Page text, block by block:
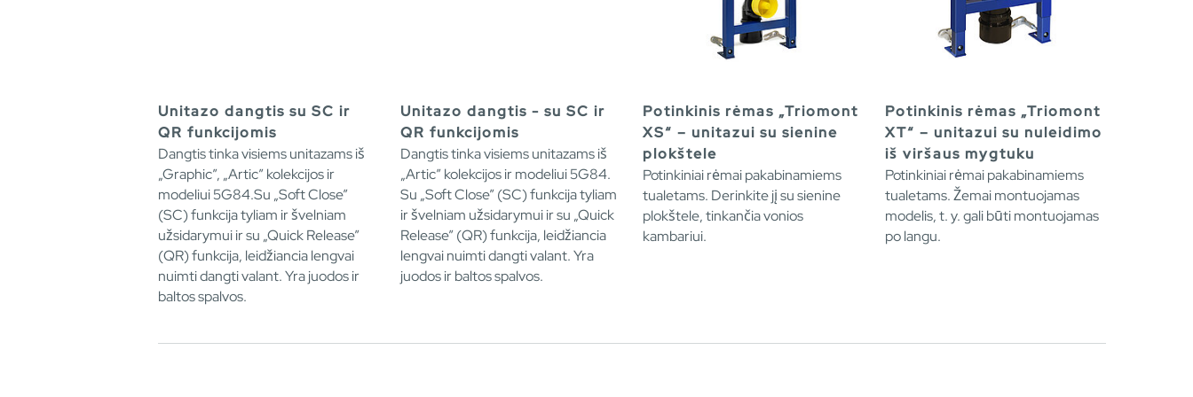
Unitazo dangtis su SC ir
QR funkcijomis
Dangtis tinka visiems unitazams iš
„Graphic”, „Artic” kolekcijos ir
modeliui 5G84.Su „Soft Close”
(SC) funkcija tyliam ir švelniam
užsidarymui ir su „Quick Release”
(QR) funkcija, leidžiancia lengvai
nuimti dangti valant. Yra juodos ir
baltos spalvos.
Unitazo dangtis - su SC ir
QR funkcijomis
Dangtis tinka visiems unitazams iš
„Artic” kolekcijos ir modeliui 5G84.
Su „Soft Close” (SC) funkcija tyliam
ir švelniam užsidarymui ir su „Quick
Release” (QR) funkcija, leidžiancia
lengvai nuimti dangti valant. Yra
juodos ir baltos spalvos.
Potinkinis rėmas „Triomont
XS“ – unitazui su sienine
plokštele
Potinkiniai rėmai pakabinamiems
tualetams. Derinkite jį su sienine
plokštele, tinkančia vonios
kambariui.
Potinkinis rėmas „Triomont
XT“ – unitazui su nuleidimo
iš viršaus mygtuku
Potinkiniai rėmai pakabinamiems
tualetams. Žemai montuojamas
modelis, t. y. gali būti montuojamas
po langu.